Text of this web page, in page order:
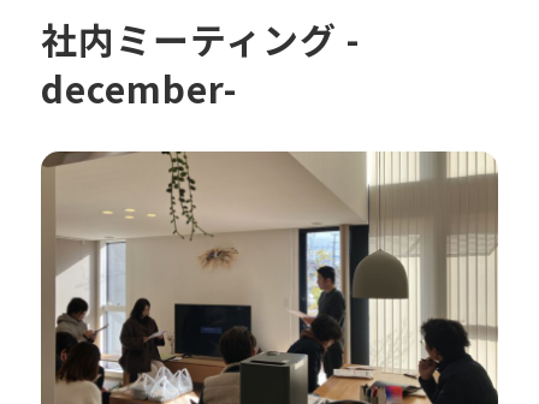
社内ミーティング -
december-